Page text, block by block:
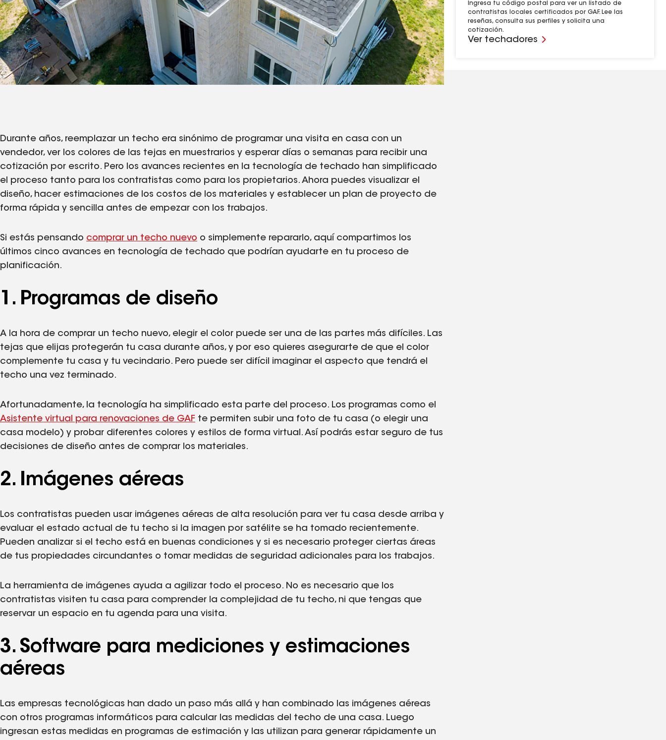
Durante años, reemplazar un techo era sinónimo de programar una visita en casa con un
vendedor, ver los colores de las tejas en muestrarios y esperar días o semanas para recibir una
cotización por escrito. Pero los avances recientes en la tecnología de techado han simplificado
el proceso tanto para los contratistas como para los propietarios. Ahora puedes visualizar el
diseño, hacer estimaciones de los costos de los materiales y establecer un plan de proyecto de
forma rápida y sencilla antes de empezar con los trabajos.
Si estás pensando comprar un techo nuevo o simplemente repararlo, aquí compartimos los
últimos cinco avances en tecnología de techado que podrían ayudarte en tu proceso de
planificación.
1. Programas de diseño
A la hora de comprar un techo nuevo, elegir el color puede ser una de las partes más difíciles. Las
tejas que elijas protegerán tu casa durante años, y por eso quieres asegurarte de que el color
complemente tu casa y tu vecindario. Pero puede ser difícil imaginar el aspecto que tendrá el
techo una vez terminado.
Afortunadamente, la tecnología ha simplificado esta parte del proceso. Los programas como el
Asistente virtual para renovaciones de GAF te permiten subir una foto de tu casa (o elegir una
casa modelo) y probar diferentes colores y estilos de forma virtual. Así podrás estar seguro de tus
decisiones de diseño antes de comprar los materiales.
2. Imágenes aéreas
Los contratistas pueden usar imágenes aéreas de alta resolución para ver tu casa desde arriba y
evaluar el estado actual de tu techo si la imagen por satélite se ha tomado recientemente.
Pueden analizar si el techo está en buenas condiciones y si es necesario proteger ciertas áreas
de tus propiedades circundantes o tomar medidas de seguridad adicionales para los trabajos.
La herramienta de imágenes ayuda a agilizar todo el proceso. No es necesario que los
contratistas visiten tu casa para comprender la complejidad de tu techo, ni que tengas que
reservar un espacio en tu agenda para una visita.
3. Software para mediciones y estimaciones
aéreas
Las empresas tecnológicas han dado un paso más allá y han combinado las imágenes aéreas
con otros programas informáticos para calcular las medidas del techo de una casa. Luego
ingresan estas medidas en programas de estimación y las utilizan para generar rápidamente un
Ingresa tu código postal para ver un listado de
contratistas locales certificados por GAF. Lee las
reseñas, consulta sus perfiles y solicita una
cotización.
Ver techadores